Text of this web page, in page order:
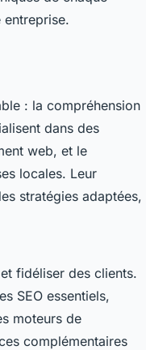
: la compréhension
dans des
web, et le
locales. Leur
stratégies adaptées,
fidéliser des clients.
SEO essentiels,
moteurs de
complémentaires